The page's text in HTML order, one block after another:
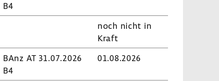
B4
noch nicht in
Kraft
BAnz AT 31.07.2026
B4
01.08.2026